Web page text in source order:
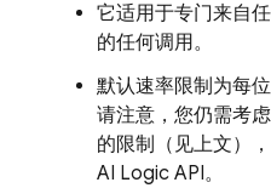
它适用于专门来自
的任何调用。
默认速率限制为每位
请注意，您仍需考
的限制（见上文）
AI Logic API。